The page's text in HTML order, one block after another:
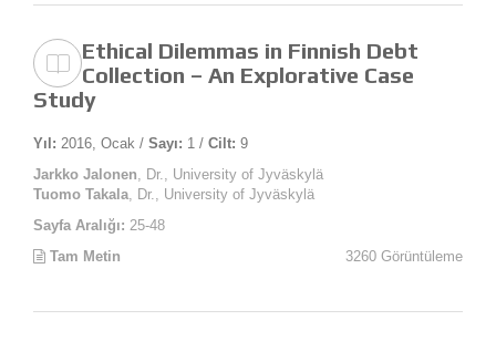
Ethical Dilemmas in Finnish Debt
Collection – An Explorative Case
Study
Yıl: 2016, Ocak / Sayı: 1 / Cilt: 9
Jarkko Jalonen , Dr., University of Jyväskylä
Tuomo Takala , Dr., University of Jyväskylä
Sayfa Aralığı: 25-48
Tam Metin
3260 Görüntüleme